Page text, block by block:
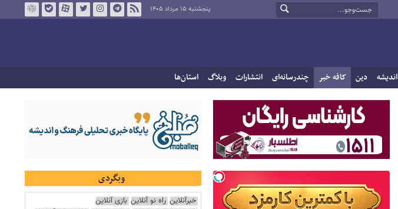
پنجشنبه ۱۵ مرداد ۱۴۰۵
اندیشه دین کافه خبر چندرسانه‌ای انتشارات وبلاگ استان‌ها
وبگردی
خبرآنلاین راه نو آنلاین بازی آنلاین